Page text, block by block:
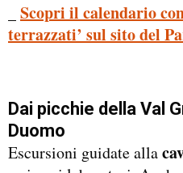
Scopri il calendario
terrazzati’ sul sito del
Dai picchie della Val
Duomo
Escursioni guidate alla